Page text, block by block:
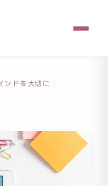
ンドを大切に